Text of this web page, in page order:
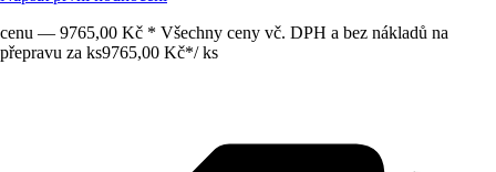
cenu — 9765,00 Kč * Všechny ceny vč. DPH a bez nákladů na
přepravu za ks9765,00 Kč*/ ks